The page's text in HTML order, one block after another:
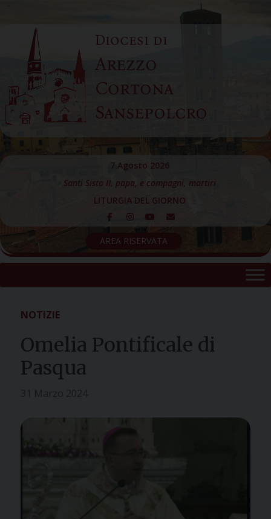
content
Diocesi di
Arezzo
Cortona
Sansepolcro
7 Agosto 2026
Santi Sisto II, papa, e compagni, martiri
LITURGIA DEL GIORNO
AREA RISERVATA
NOTIZIE
Omelia Pontificale di
Pasqua